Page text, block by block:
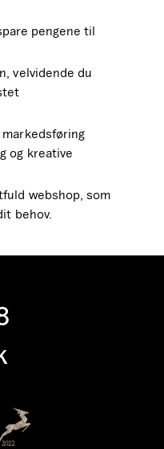
pengene til
velvidende du
og kreative
webshop, som
behov.